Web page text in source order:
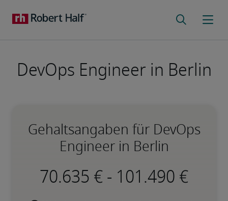
DevOps Engineer in Berlin
Gehaltsangaben für DevOps
Engineer in Berlin
-